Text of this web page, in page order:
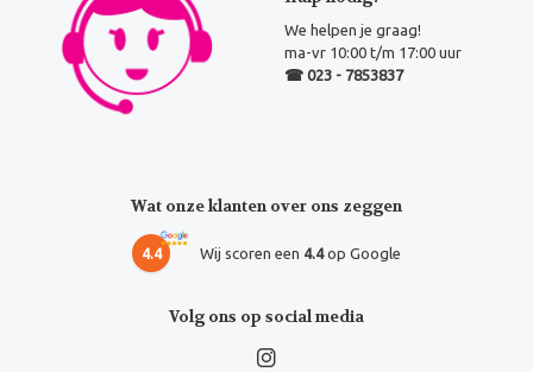
We helpen je graag!
ma-vr 10:00 t/m 17:00 uur
☎ 023 - 7853837
Wat onze klanten over ons zeggen
4.4 Wij scoren een 4.4op Google
Volg ons op social media